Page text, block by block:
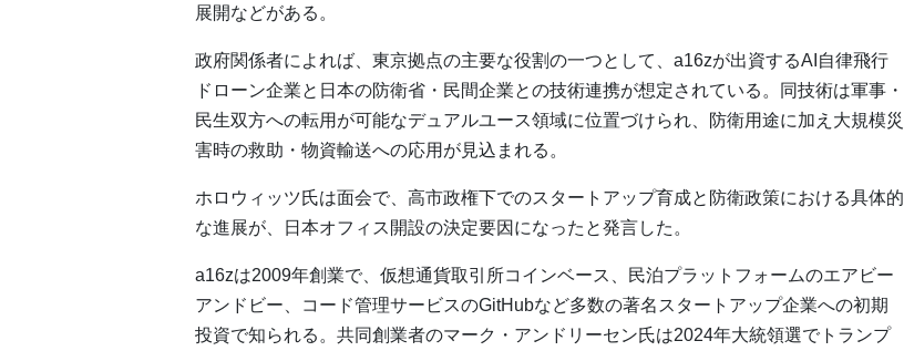
展開などがある。
政府関係者によれば、東京拠点の主要な役割の一つとして、a16zが出資するAI自律飛行
ドローン企業と日本の防衛省・民間企業との技術連携が想定されている。同技術は軍事・
民生双方への転用が可能なデュアルユース領域に位置づけられ、防衛用途に加え大規模災
害時の救助・物資輸送への応用が見込まれる。
ホロウィッツ氏は面会で、高市政権下でのスタートアップ育成と防衛政策における具体的
な進展が、日本オフィス開設の決定要因になったと発言した。
a16zは2009年創業で、仮想通貨取引所コインベース、民泊プラットフォームのエアビー
アンドビー、コード管理サービスのGitHubなど多数の著名スタートアップ企業への初期
投資で知られる。共同創業者のマーク・アンドリーセン氏は2024年大統領選でトランプ